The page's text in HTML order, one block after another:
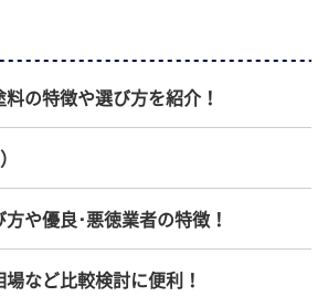
の特徴や選び方を紹介！
や優良･悪徳業者の特徴！
など比較検討に便利！